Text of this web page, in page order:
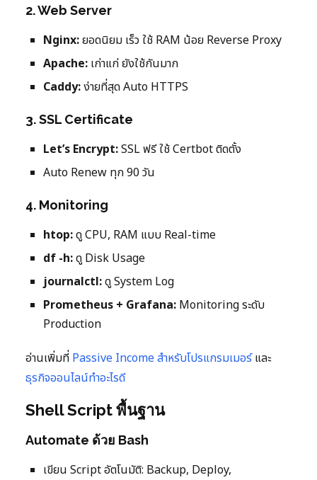
2. Web Server
Nginx:ยอดนิยม เร็ว ใช้ RAM น้อย Reverse Proxy
Apache: เก่าแก่ ยังใช้กันมาก
Caddy:ง่ายที่สุด Auto HTTPS
3. SSL Certificate
Let’s Encrypt:SSL ฟรี ใช้ Certbot ติดตั้ง
Auto Renew ทุก 90 วัน
4. Monitoring
htop:ดู CPU, RAM แบบ Real-time
df -h:ดู Disk Usage
journalctl:ดู System Log
Prometheus + Grafana: Monitoring ระดับ
Production
อ่านเพิ่มที่ Passive Income สำหรับโปรแกรมเมอร์และ
ธุรกิจออนไลน์ทำอะไรดี
Shell Script พื้นฐาน
Automate ด้วย Bash
เขียน Script อัตโนมัติ: Backup, Deploy,